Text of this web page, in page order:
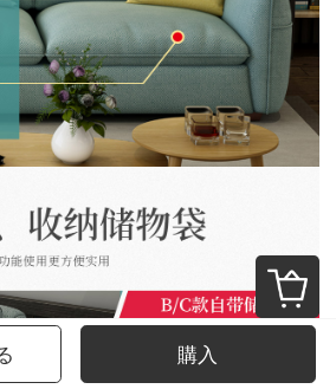
購入